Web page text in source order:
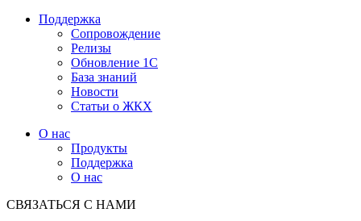
Поддержка
Сопровождение
Релизы
Обновление 1С
База знаний
Новости
Статьи о ЖКХ
О нас
Продукты
Поддержка
О нас
СВЯЗАТЬСЯ С НАМИ